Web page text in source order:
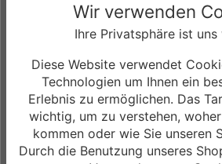
Wir verwenden
Ihre Privatsphäre ist
Diese Website verwendet
Technologien um Ihnen ein
Erlebnis zu ermöglichen. Das
wichtig, um zu verstehen,
kommen oder wie Sie unseren
Durch die Benutzung unseres